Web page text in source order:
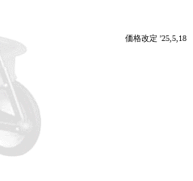
価格改定 '25,5,18